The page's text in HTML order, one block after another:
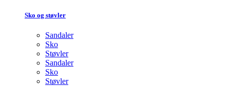
Sko og støvler
Sandaler
Sko
Støvler
Sandaler
Sko
Støvler